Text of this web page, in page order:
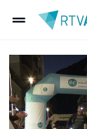
drag_handle